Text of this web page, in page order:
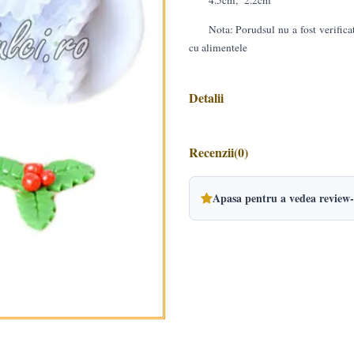
Nota: Porudsul nu a fost
cu alimentele
Detalii
Recenzii(0)
Apasa pentru a vedea